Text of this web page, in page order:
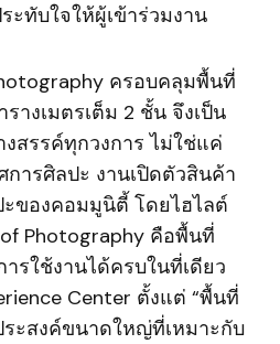
ะทับใจให้ผู้เข้าร่วมงาน
ครอบคลุมพื้นที่
างเมตรเต็ม 2 ชั้น จึงเป็น
สรรค์ทุกวงการ ไม่ใช่แค่
ารศิลปะ งานเปิดตัวสินค้า
ของคอมมูนิตี้ โดยไฮไลต์
of Photography คือพื้นที่
รใช้งานได้ครบในที่เดียว
Center ตั้งแต่ “พื้นที่
ระสงค์ขนาดใหญ่ที่เหมาะกับ